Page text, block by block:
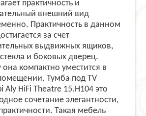
практичность и
внешний вид
Практичность в данном
за счет
выдвижных ящиков,
и боковых дверец.
она компактно уместится в
Тумба под TV
Aly HiFi Theatre 15.H104 это
сочетание элегантности,
Такая мебель